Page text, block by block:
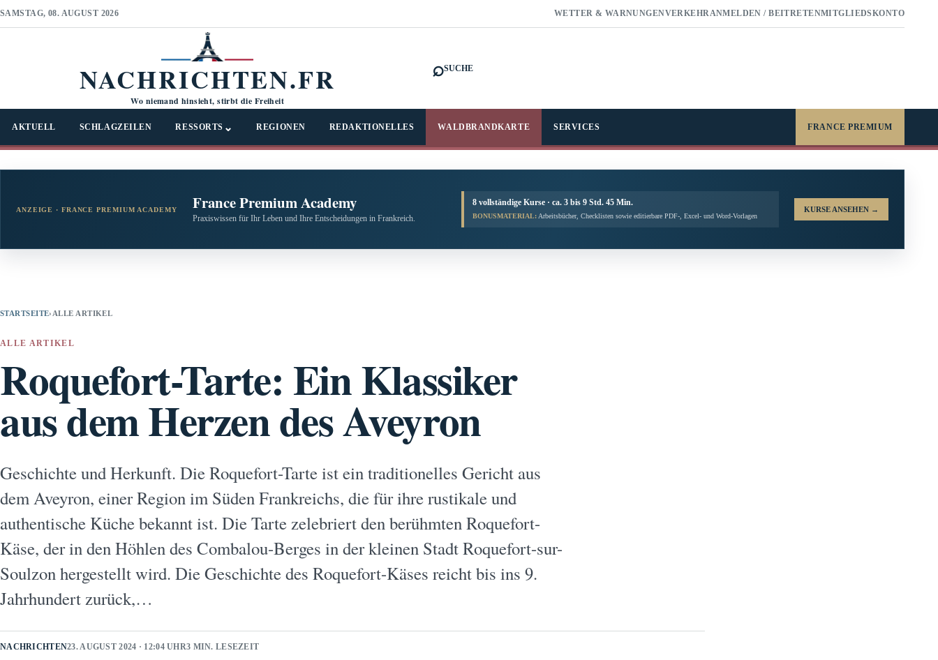
SAMSTAG, 08. AUGUST 2026 WETTER & WARNUNGENVERKEHRANMELDEN / BEITRETENMITGLIEDSKONTO
NACHRICHTEN.FR
Wo niemand hinsieht, stirbt die Freiheit
⌕SUCHE
AKTUELL SCHLAGZEILEN RESSORTS ⌄ REGIONEN REDAKTIONELLES WALDBRANDKARTE SERVICES FRANCE PREMIUM
ANZEIGE · FRANCE PREMIUM ACADEMY France Premium Academy
Praxiswissen für Ihr Leben und Ihre Entscheidungen in Frankreich.
8 vollständige Kurse · ca. 3 bis 9 Std. 45 Min.
BONUSMATERIAL: Arbeitsbücher, Checklisten sowie editierbare PDF-, Excel- und Word-Vorlagen
KURSE ANSEHEN →
STARTSEITE› ALLE ARTIKEL
ALLE ARTIKEL
Roquefort-Tarte: Ein Klassiker
aus dem Herzen des Aveyron
Geschichte und Herkunft. Die Roquefort-Tarte ist ein traditionelles Gericht aus
dem Aveyron, einer Region im Süden Frankreichs, die für ihre rustikale und
authentische Küche bekannt ist. Die Tarte zelebriert den berühmten Roquefort-
Käse, der in den Höhlen des Combalou-Berges in der kleinen Stadt Roquefort-sur-
Soulzon hergestellt wird. Die Geschichte des Roquefort-Käses reicht bis ins 9.
Jahrhundert zurück,…
NACHRICHTEN23. AUGUST 2024 · 12:04 UHR3 MIN. LESEZEIT